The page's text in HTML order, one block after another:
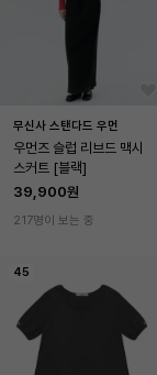
무신사 스탠다드 우먼
우먼즈 슬럽 리브드 맥시
스커트 [블랙]
39,900원
217명이 보는 중
45